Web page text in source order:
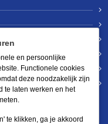
en persoonlijke
Functionele cookies
deze noodzakelijk zijn
te laten werken en het
te klikken, ga je akkoord